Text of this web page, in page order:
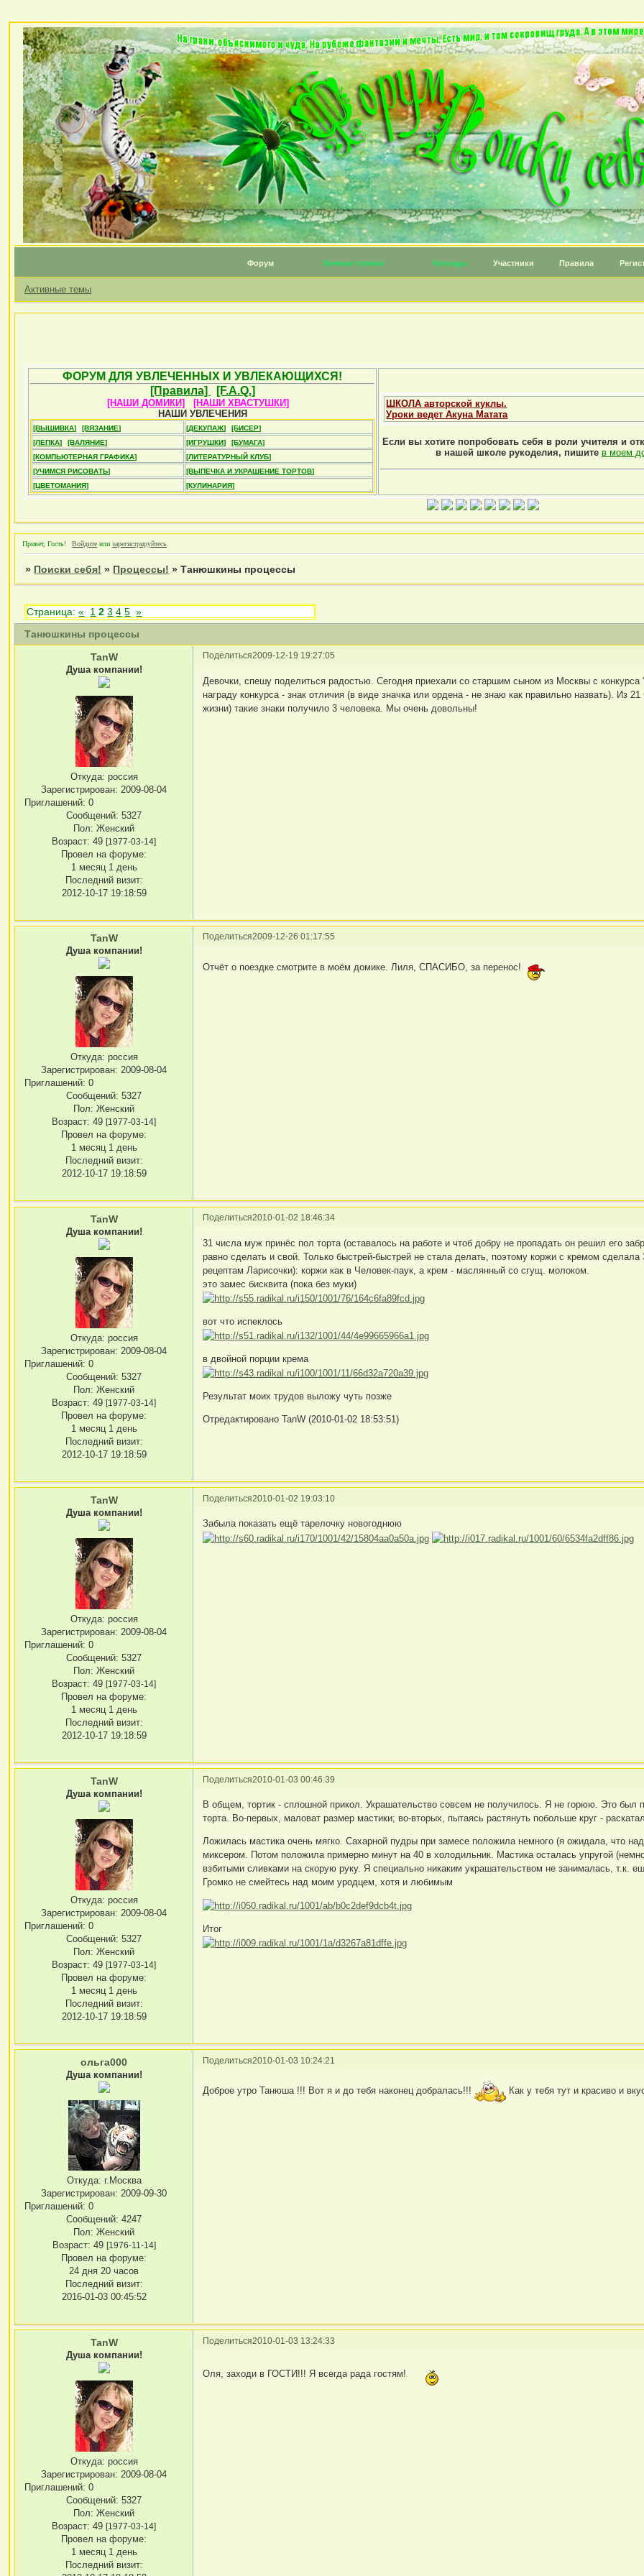
Форум Личные топики Награды Участники Правила
Активные темы
ФОРУМ ДЛЯ УВЛЕЧЕННЫХ И УВЛЕКАЮЩИХСЯ!
[Правила]
[F.A.Q.]
[НАШИ ДОМИКИ]
[НАШИ ХВАСТУШКИ]
НАШИ УВЛЕЧЕНИЯ
[ВЫШИВКА] [ВЯЗАНИЕ] [ДЕКУПАЖ]
[БИСЕР]
[ЛЕПКА]
[ВАЛЯНИЕ] [ИГРУШКИ]
[БУМАГА]
[КОМПЬЮТЕРНАЯ ГРАФИКА]
[ЛИТЕРАТУРНЫЙ КЛУБ]
[УЧИМСЯ РИСОВАТЬ]
[ВЫПЕЧКА И УКРАШЕНИЕ ТОРТОВ]
[ЦВЕТОМАНИЯ]
[КУЛИНАРИЯ]
ШКОЛА авторской куклы.
Уроки ведет Акуна Матата
Если вы хотите попробовать себя в роли учителя и
в нашей школе рукоделия, пишите в моем
Привет, Гость! Войдите илизарегистрируйтесь
» Поиски себя! » Процессы! »Танюшкины процессы
Танюшкины процессы
Страница:« 1 2 3 4 5 »
Поделиться2009-12-19 19:27:05
TanW
Душа компании!
Откуда: россия
Зарегистрирован: 2009-08-04
Приглашений: 0
Сообщений: 5327
Пол: Женский
Возраст: 49[1977-03-14]
Провел на форуме:
1 месяц 1 день
Последний визит:
2012-10-17 19:18:59
Девочки, спешу поделиться радостью. Сегодня приехали со старшим сыном из Москвы с
награду конкурса - знак отличия (в виде значка или ордена - не знаю как правильно назвать). Из
жизни) такие знаки получило 3 человека. Мы очень довольны!
Поделиться2009-12-26 01:17:55
TanW
Душа компании!
Откуда: россия
Зарегистрирован: 2009-08-04
Приглашений: 0
Сообщений: 5327
Пол: Женский
Возраст: 49[1977-03-14]
Провел на форуме:
1 месяц 1 день
Последний визит:
2012-10-17 19:18:59
Отчёт о поездке смотрите в моём домике. Лиля, СПАСИБО, за перенос!
Поделиться2010-01-02 18:46:34
TanW
Душа компании!
Откуда: россия
Зарегистрирован: 2009-08-04
Приглашений: 0
Сообщений: 5327
Пол: Женский
Возраст: 49[1977-03-14]
Провел на форуме:
1 месяц 1 день
Последний визит:
2012-10-17 19:18:59
31 числа муж принёс пол торта (оставалось на работе и чтоб добру не пропадать он решил его
равно сделать и свой. Только быстрей-быстрей не стала делать, поэтому коржи с кремом
рецептам Ларисочки): коржи как в Человек-паук, а крем - маслянный со сгущ. молоком.
это замес бисквита (пока без муки)
вот что испеклось
в двойной порции крема
Результат моих трудов выложу чуть позже
Отредактировано TanW (2010-01-02 18:53:51)
Поделиться2010-01-02 19:03:10
TanW
Душа компании!
Откуда: россия
Зарегистрирован: 2009-08-04
Приглашений: 0
Сообщений: 5327
Пол: Женский
Возраст: 49[1977-03-14]
Провел на форуме:
1 месяц 1 день
Последний визит:
2012-10-17 19:18:59
Забыла показать ещё тарелочку новогоднюю
Поделиться2010-01-03 00:46:39
TanW
Душа компании!
Откуда: россия
Зарегистрирован: 2009-08-04
Приглашений: 0
Сообщений: 5327
Пол: Женский
Возраст: 49[1977-03-14]
Провел на форуме:
1 месяц 1 день
Последний визит:
2012-10-17 19:18:59
В общем, тортик - сплошной прикол. Украшательство совсем не получилось. Я не горюю. Это был
торта. Во-первых, маловат размер мастики; во-вторых, пытаясь растянуть побольше круг -
Ложилась мастика очень мягко. Сахарной пудры при замесе положила немного (я ожидала, что
миксером. Потом положила примерно минут на 40 в холодильник. Мастика осталась упругой
взбитыми сливками на скорую руку. Я специально никаким украшательством не занималась, т.к.
Громко не смейтесь над моим уродцем, хотя и любимым
Итог
Поделиться2010-01-03 10:24:21
ольга000
Душа компании!
Откуда: г.Москва
Зарегистрирован: 2009-09-30
Приглашений: 0
Сообщений: 4247
Пол: Женский
Возраст: 49 [1976-11-14]
Провел на форуме:
24 дня 20 часов
Последний визит:
2016-01-03 00:45:52
Доброе утро Танюша !!! Вот я и до тебя наконец добралась!!! Как у тебя тут и красиво и
Поделиться2010-01-03 13:24:33
TanW
Душа компании!
Откуда: россия
Зарегистрирован: 2009-08-04
Приглашений: 0
Сообщений: 5327
Пол: Женский
Возраст: 49[1977-03-14]
Провел на форуме:
1 месяц 1 день
Последний визит:
Оля, заходи в ГОСТИ!!! Я всегда рада гостям!